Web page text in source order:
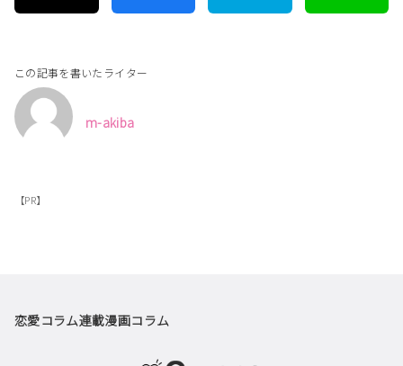
この記事を書いたライター
m-akiba
【PR】
恋愛コラム連載漫画コラム